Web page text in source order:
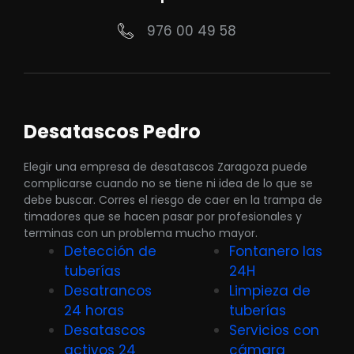
976 00 49 58
Desatascos Pedro
Elegir una empresa de desatascos Zaragoza puede
complicarse cuando no se tiene ni idea de lo que se
debe buscar. Corres el riesgo de caer en la trampa de
timadores que se hacen pasar por profesionales y
terminas con un problema mucho mayor.
Detección de
tuberías
Desatrancos
24 horas
Desatascos
activos 24
Fontanero las
24H
Limpieza de
tuberías
Servicios con
cámara